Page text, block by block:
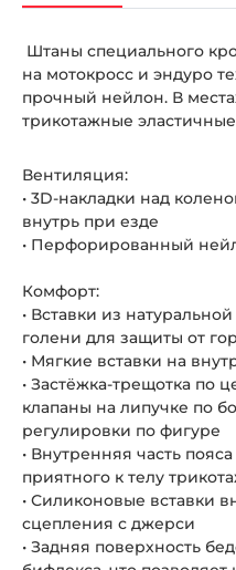
Штаны специального
на мотокросс и эндуро
прочный нейлон. В
трикотажные
Вентиляция:
• 3D-накладки над
внутрь при езде
• Перфорированный
Комфорт:
• Вставки из
голени для защиты от
• Мягкие вставки на
• Застёжка-трещотка по
клапаны на липучке по
регулировки по фигуре
• Внутренняя часть
приятного к телу
• Силиконовые вставки
сцепления с джерси
• Задняя поверхность